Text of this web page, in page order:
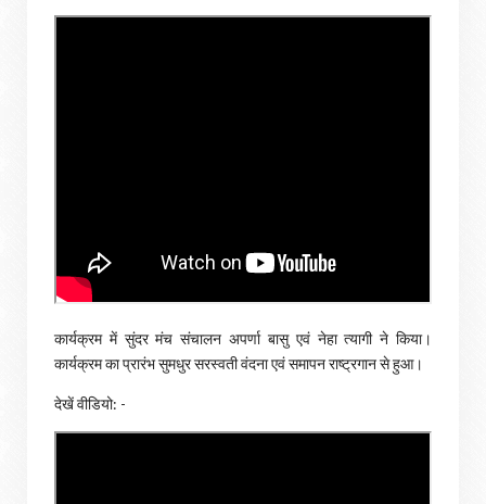
कार्यक्रम में सुंदर मंच संचालन अपर्णा बासु एवं नेहा त्यागी ने किया।
कार्यक्रम का प्रारंभ सुमधुर सरस्वती वंदना एवं समापन राष्ट्रगान से हुआ।
देखें वीडियो: -